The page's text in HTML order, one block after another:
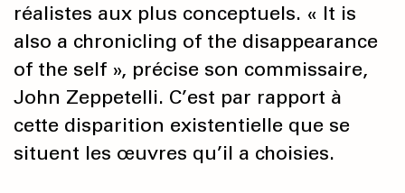
réalistes aux plus conceptuels. « It is
also a chronicling of the disappearance
of the self », précise son commissaire,
John Zeppetelli. C’est par rapport à
cette disparition existentielle que se
situent les œuvres qu’il a choisies.